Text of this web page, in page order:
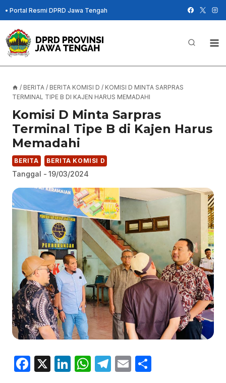
Skip
to
content
• Portal Resmi DPRD Jawa Tengah
/ BERITA / BERITA KOMISI D / KOMISI D MINTA SARPRAS
TERMINAL TIPE B DI KAJEN HARUS MEMADAHI
Komisi D Minta Sarpras
Terminal Tipe B di Kajen Harus
Memadahi
BERITA BERITA KOMISI D
Tanggal - 19/03/2024
F
X
Li W T
E